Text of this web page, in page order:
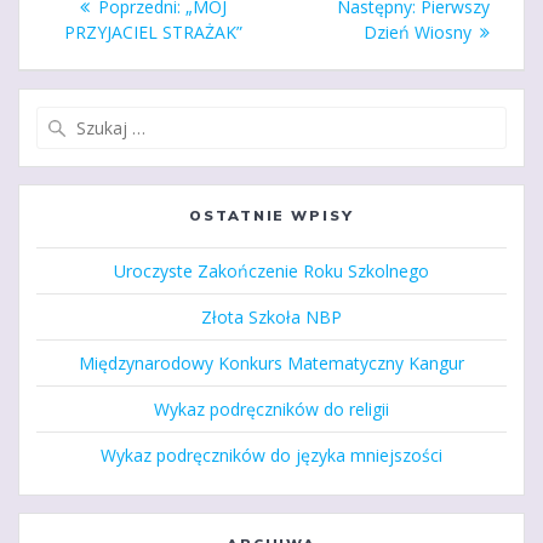
wpisu
Poprzedni:
Poprzedni
wpis:
„MÓJ
PRZYJACIEL STRAŻAK”
Następny: Następny
wpis:
Pierwszy
Dzień Wiosny
OSTATNIE WPISY
Uroczyste Zakończenie Roku Szkolnego
Złota Szkoła NBP
Międzynarodowy Konkurs Matematyczny Kangur
Wykaz podręczników do religii
Wykaz podręczników do języka mniejszości